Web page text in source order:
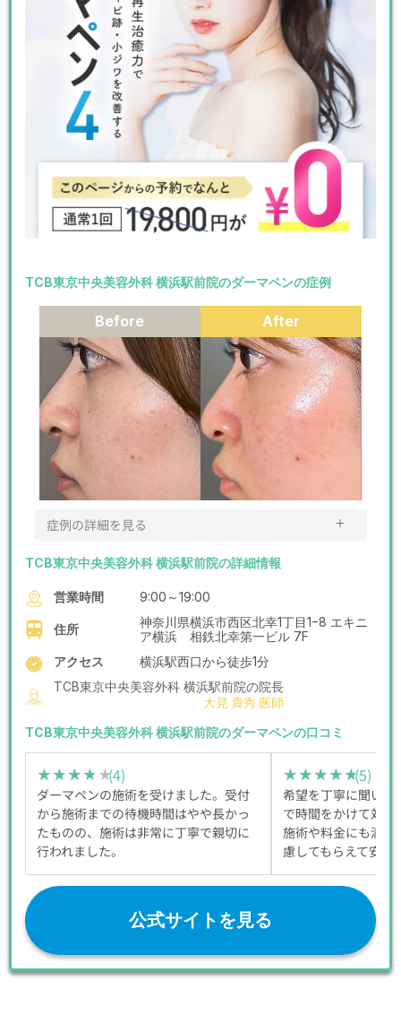
TCB東京中央美容外科 横浜駅前院のダーマペンの症例
Before After
症例の詳細を見る ＋
TCB東京中央美容外科 横浜駅前院の詳細情報
営業時間 9:00～19:00
住所
神奈川県横浜市西区北幸1丁目1−8 エキニ
ア横浜 相鉄北幸第一ビル 7F
アクセス
横浜駅西口から徒歩1分
TCB東京中央美容外科 横浜駅前院の院長
大見 貴秀 医師
TCB東京中央美容外科 横浜駅前院のダーマペンの口コミ
★★★★★
★★★★★(4)
ダーマペンの施術を受けました。受付
から施術までの待機時間はやや長かっ
たものの、施術は非常に丁寧で親切に
行われました。
★★★★★
★★★★★(5)
希望を丁寧に聞いて
で時間をかけて対
施術や料金にも満足
慮してもらえて安心
公式サイトを見る